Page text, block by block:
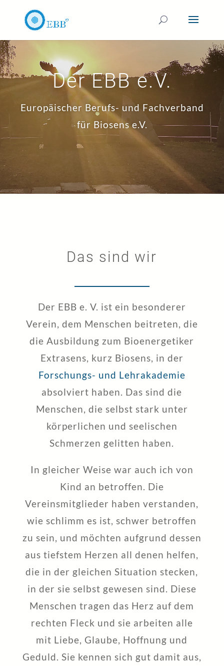
Der EBB e.V.
Europäischer Berufs- und Fachverband
für Biosens e.V.
Das sind wir
Der EBB e. V. ist ein besonderer
Verein, dem Menschen beitreten, die
die Ausbildung zum Bioenergetiker
Extrasens, kurz Biosens, in der
Forschungs- und Lehrakademie
absolviert haben. Das sind die
Menschen, die selbst stark unter
körperlichen und seelischen
Schmerzen gelitten haben.
In gleicher Weise war auch ich von
Kind an betroffen. Die
Vereinsmitglieder haben verstanden,
wie schlimm es ist, schwer betroffen
zu sein, und möchten aufgrund dessen
aus tiefstem Herzen all denen helfen,
die in der gleichen Situation stecken,
in der sie selbst gewesen sind. Diese
Menschen tragen das Herz auf dem
rechten Fleck und sie arbeiten alle
mit Liebe, Glaube, Hoffnung und
Geduld. Sie kennen sich gut damit aus,